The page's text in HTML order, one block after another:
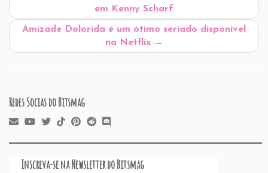
o
k
p
p
ss s
n
em Kenny Scharf
Amizade Dolorida é um ótimo seriado disponível
na Netflix →
Redes Socias do Bitsmag
Inscreva-se na Newsletter do Bitsmag